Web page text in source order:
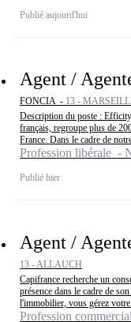
Publié aujourd'hui
Agent /
FONCIA - 13 -
Description du poste :
français, regroupe plus de
France. Dans le cadre de
Profession libérale -
Publié hier
Agent /
13 - ALLAUCH
Capifrance recherche un
présence dans le cadre de
l'immobilier, vous gérez
Profession